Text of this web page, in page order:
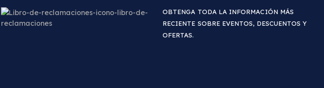
OBTENGA TODA LA INFORMACIÓN MÁS
RECIENTE SOBRE EVENTOS, DESCUENTOS Y
OFERTAS.